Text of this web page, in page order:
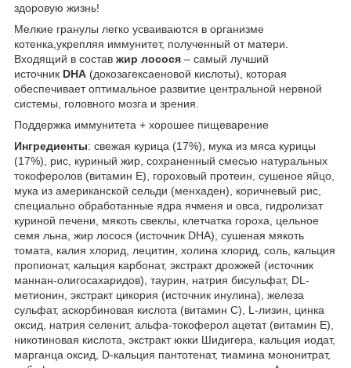
здоровую жизнь!
Мелкие гранулы легко усваиваются в организме
котенка,укрепляя иммунитет, полученный от матери.
Входящий в состав жир лосося – самый лучший
источник DHA (докозагексаеновой кислоты), которая
обеспечивает оптимальное развитие центральной нервной
системы, головного мозга и зрения.
Поддержка иммунитета + хорошее пищеварение
Ингредиенты: свежая курица (17%), мука из мяса курицы
(17%), рис, куриный жир, сохраненный смесью натуральных
токоферолов (витамин Е), гороховый протеин, сушеное яйцо,
мука из американской сельди (менхаден), коричневый рис,
специально обработанные ядра ячменя и овса, гидролизат
куриной печени, мякоть свеклы, клетчатка гороха, цельное
семя льна, жир лосося (источник DHA), сушеная мякоть
томата, калия хлорид, лецитин, холина хлорид, соль, кальция
пропионат, кальция карбонат, экстракт дрожжей (источник
маннан-олигосахаридов), таурин, натрия бисульфат, DL-
метионин, экстракт цикория (источник инулина), железа
сульфат, аскорбиновая кислота (витамин С), L-лизин, цинка
оксид, натрия селенит, альфа-токоферол ацетат (витамин Е),
никотиновая кислота, экстракт юкки Шидигера, кальция иодат,
марганца оксид, D-кальция пантотенат, тиамина мононитрат,